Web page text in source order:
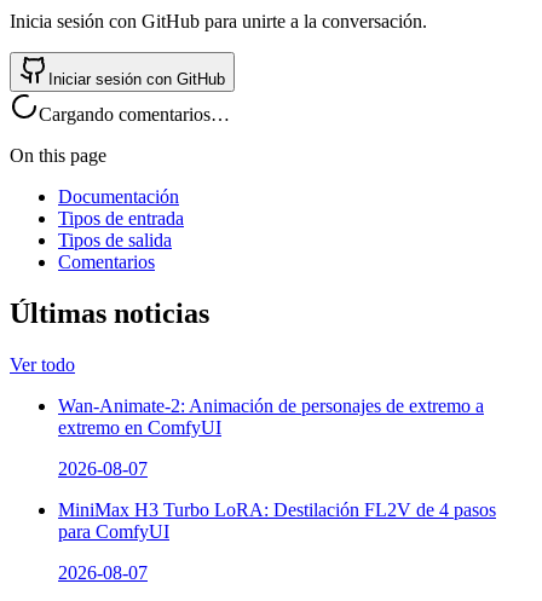
Inicia sesión con GitHub para unirte a la conversación.
Iniciar sesión con GitHub
Cargando comentarios…
On this page
Documentación
Tipos de entrada
Tipos de salida
Comentarios
Últimas noticias
Ver todo
Wan-Animate-2: Animación de personajes de extremo a
extremo en ComfyUI
2026-08-07
MiniMax H3 Turbo LoRA: Destilación FL2V de 4 pasos
para ComfyUI
2026-08-07